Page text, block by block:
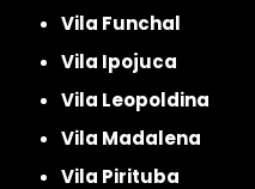
Vila Funchal
Vila Ipojuca
Vila Leopoldina
Vila Madalena
Vila Pirituba